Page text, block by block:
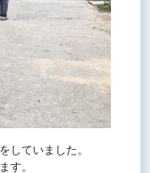
していました。
す。